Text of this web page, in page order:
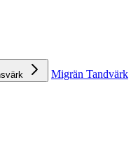
Migrän Tandvärk